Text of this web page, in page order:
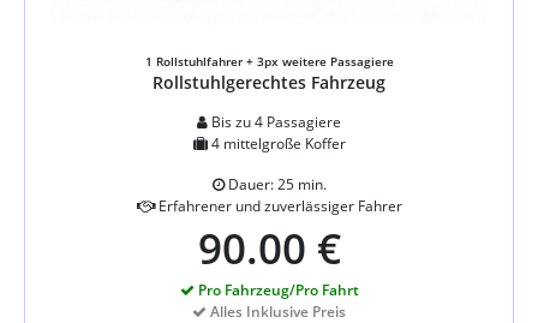
1 Rollstuhlfahrer + 3px weitere Passagiere
Rollstuhlgerechtes Fahrzeug
Bis zu 4 Passagiere
4 mittelgroße Koffer
Dauer: 25 min.
Erfahrener und zuverlässiger Fahrer
90.00 €
Pro Fahrzeug/Pro Fahrt
Alles Inklusive Preis